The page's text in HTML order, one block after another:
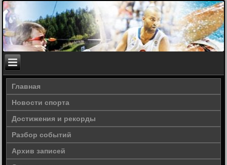
Главная
Новости спорта
Достижения и рекорды
Разбор событий
Архив записей